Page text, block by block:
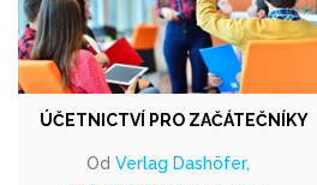
ÚČETNICTVÍ PRO ZAČÁTEČNÍKY
Od Verlag Dashöfer,